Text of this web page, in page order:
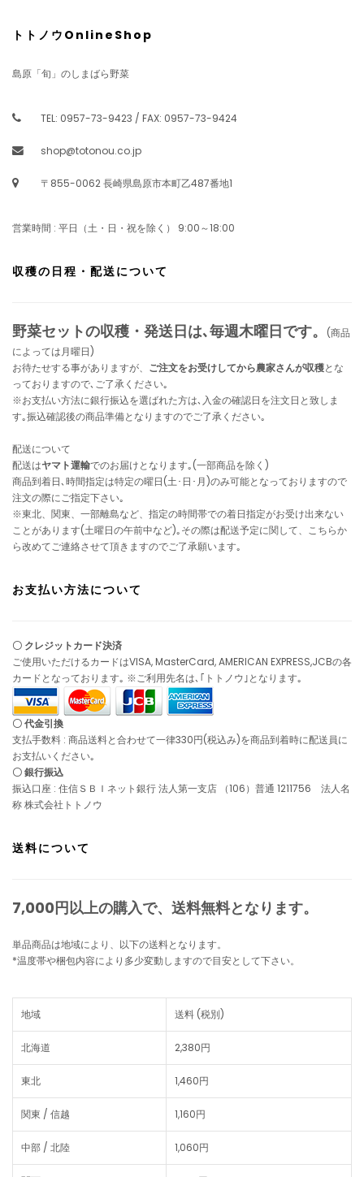
トトノウOnlineShop
島原「旬」のしまばら野菜
TEL: 0957-73-9423 / FAX: 0957-73-9424
shop@totonou.co.jp
〒855-0062 長崎県島原市本町乙487番地1
営業時間 : 平日（土・日・祝を除く） 9:00～18:00
収穫の日程・配送について
野菜セットの収穫・発送日は､毎週木曜日です。
(商品
によっては月曜日)
お待たせする事がありますが、 ご注文をお受けしてから農家さんが収穫とな
っておりますので､ご了承ください｡
※お支払い方法に銀行振込を選ばれた方は､入金の確認日を注文日と致しま
す｡振込確認後の商品準備となりますのでご了承ください｡
配送について
配送はヤマト運輸でのお届けとなります｡(一部商品を除く)
商品到着日､時間指定は特定の曜日(土･日･月)のみ可能となっておりますので
注文の際にご指定下さい｡
※東北、関東、一部離島など、指定の時間帯での着日指定がお受け出来ない
ことがあります(土曜日の午前中など)｡その際は配送予定に関して、こちらか
ら改めてご連絡させて頂きますのでご了承願います｡
お支払い方法について
〇 クレジットカード決済
ご使用いただけるカードはVISA, MasterCard, AMERICAN EXPRESS,JCBの各
カードとなっております｡ ※ご利用先名は､｢トトノウ｣となります｡
〇 代金引換
支払手数料 : 商品送料と合わせて一律330円(税込み)を商品到着時に配送員に
お支払いください｡
〇 銀行振込
振込口座 : 住信ＳＢＩネット銀行 法人第一支店 （106）普通 1211756 法人名
称 株式会社トトノウ
送料について
7,000円以上の購入で、 送料無料となります。
単品商品は地域により、以下の送料となります。
*温度帯や梱包内容により多少変動しますので目安として下さい。
地域 送料 (税別)
北海道 2,380円
東北 1,460円
関東 / 信越 1,160円
中部 / 北陸 1,060円